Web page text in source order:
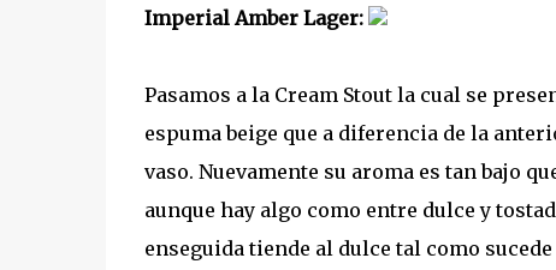
Imperial Amber Lager:
Pasamos a la Cream Stout la cual se
espuma beige que a diferencia de la
vaso. Nuevamente su aroma es tan bajo
aunque hay algo como entre dulce y
enseguida tiende al dulce tal como